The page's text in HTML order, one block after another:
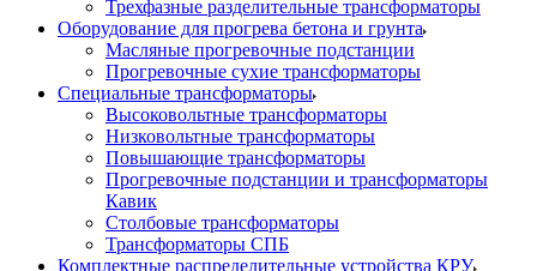
Трехфазные разделительные трансформаторы
Оборудование для прогрева бетона и грунта
Масляные прогревочные подстанции
Прогревочные сухие трансформаторы
Специальные трансформаторы
Высоковольтные трансформаторы
Низковольтные трансформаторы
Повышающие трансформаторы
Прогревочные подстанции и трансформаторы
Кавик
Столбовые трансформаторы
Трансформаторы СПБ
Комплектные распределительные устройства КРУ